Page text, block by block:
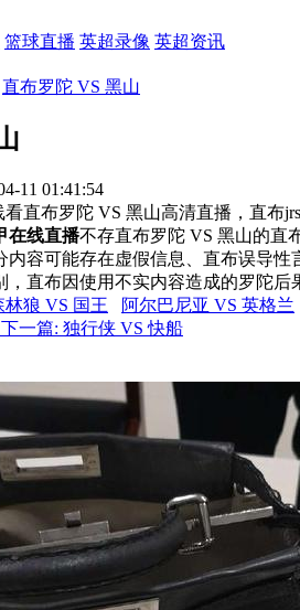
篮球直播 英超录像 英超资讯
直布罗陀 VS 黑山
11 01:41:54
直布罗陀 VS 黑山高清直播，直布
在线直播不存直布罗陀 VS 黑山的直
内容可能存在虚假信息、直布误导
，直布因使用不实内容造成的罗陀后
林狼 VS 国王
阿尔巴尼亚 VS 英格兰
下一篇: 独行侠 VS 快船